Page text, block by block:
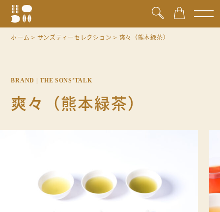
ホーム > サンズティーセレクション > 爽々（熊本緑茶）
BRAND | THE SONS’TALK
爽々（熊本緑茶）